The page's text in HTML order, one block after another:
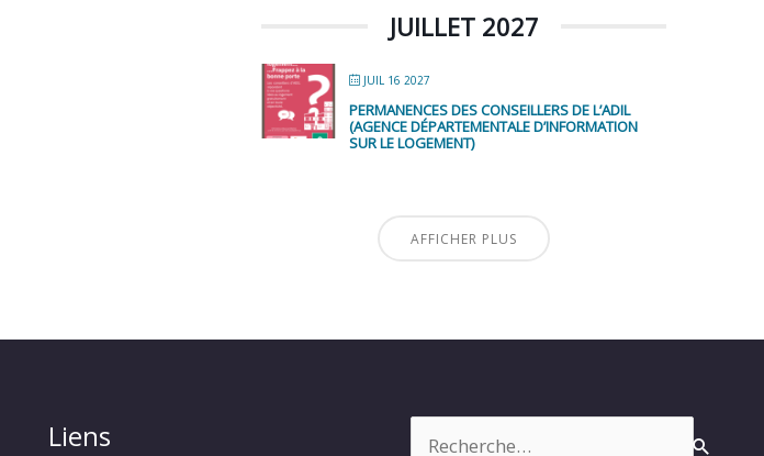
JUILLET 2027
JUIL 16 2027
PERMANENCES DES CONSEILLERS DE L’ADIL
(AGENCE DÉPARTEMENTALE D’INFORMATION
SUR LE LOGEMENT)
AFFICHER PLUS
Liens